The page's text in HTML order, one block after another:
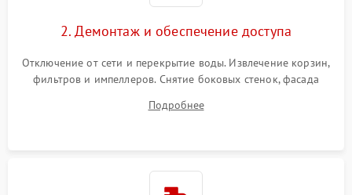
2. Демонтаж и обеспечение доступа
Отключение от сети и перекрытие воды. Извлечение корзин,
фильтров и импеллеров. Снятие боковых стенок, фасада
циркуляционному насосу, ТЭНу и сливной помпе.
Подробнее